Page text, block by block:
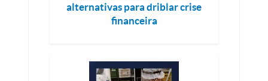
alternativas para driblar crise
financeira